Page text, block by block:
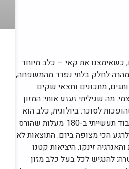
חיים. המסע שלי בעולם תזונת הכלבים התחיל לפני כ-8 שנים, כשאימצנו את קאי – כלב מיוחד
לחלק בלתי נפרד מהמשפחה,
מתכונים וחצאי שקים
מה שגיליתי זעזע אותי: המזון
שהופכות לסוכר. ביולוגית, כלב הוא
צאצא של הזאב האפור, והוא זקוק לבשר שריר, חלקי פנים ועצמות – לא לעיבוד תעשייתי ב-180 מעלות שהורס
הכי מצופה ביום. התוצאות לא
זינקו. היציאות קטנו
להנגיש לכל בעל כלב מזון